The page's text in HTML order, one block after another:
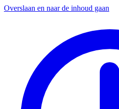
Overslaan en naar de inhoud gaan